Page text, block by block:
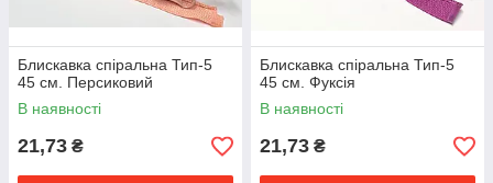
Блискавка спіральна Тип-5
45 см. Персиковий
В наявності
21,73 ₴
Блискавка спіральна Тип-5
45 см. Фуксія
В наявності
21,73 ₴